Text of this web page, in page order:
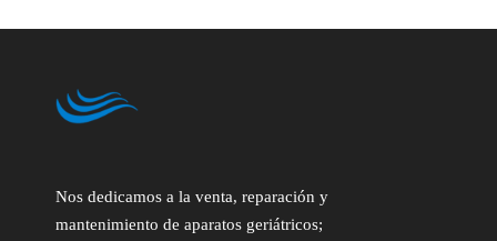
Nos dedicamos a la venta, reparación y
mantenimiento de aparatos geriátricos;